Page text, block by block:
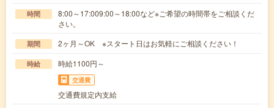
時間
8:00～17:009:00～18:00など※ご希望の時間帯をご相談くだ
さい。
期間 2ヶ月～OK ※スタート日はお気軽にご相談ください！
時給 時給1100円～
交通費
交通費規定内支給